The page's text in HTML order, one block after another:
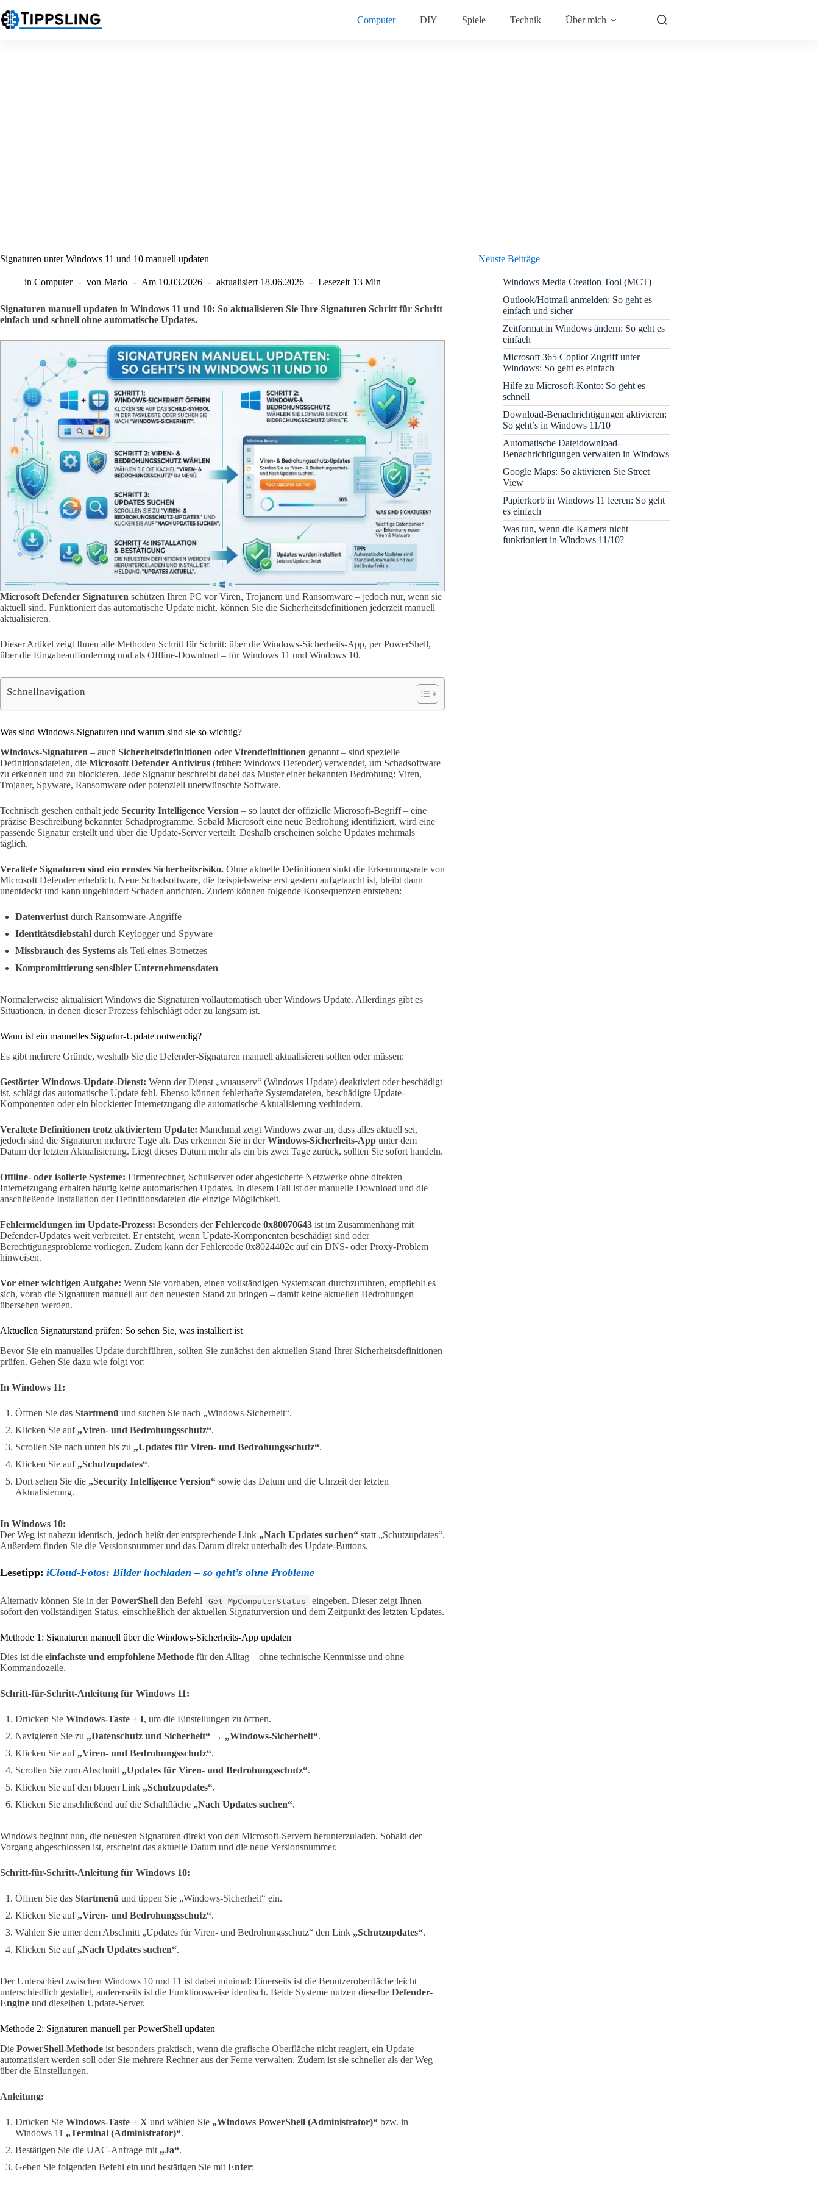
Inhalt
springen
Computer DIY Spiele Technik Über mich
Signaturen unter Windows 11 und 10 manuell updaten
in Computer von Mario Am 10.03.2026 aktualisiert 18.06.2026 Lesezeit 13 Min
Signaturen manuell updaten in Windows 11 und 10: So aktualisieren Sie Ihre Signaturen Schritt für Schritt
einfach und schnell ohne automatische Updates.
Microsoft Defender Signaturen schützen Ihren PC vor Viren, Trojanern und Ransomware – jedoch nur, wenn sie
aktuell sind. Funktioniert das automatische Update nicht, können Sie die Sicherheitsdefinitionen jederzeit manuell
aktualisieren.
Dieser Artikel zeigt Ihnen alle Methoden Schritt für Schritt: über die Windows-Sicherheits-App, per PowerShell,
über die Eingabeaufforderung und als Offline-Download – für Windows 11 und Windows 10.
Schnellnavigation
Was sind Windows-Signaturen und warum sind sie so wichtig?
Windows-Signaturen – auch Sicherheitsdefinitionen oderVirendefinitionen genannt – sind spezielle
Definitionsdateien, die Microsoft Defender Antivirus (früher: Windows Defender) verwendet, um Schadsoftware
zu erkennen und zu blockieren. Jede Signatur beschreibt dabei das Muster einer bekannten Bedrohung: Viren,
Trojaner, Spyware, Ransomware oder potenziell unerwünschte Software.
Technisch gesehen enthält jede Security Intelligence Version – so lautet der offizielle Microsoft-Begriff – eine
präzise Beschreibung bekannter Schadprogramme. Sobald Microsoft eine neue Bedrohung identifiziert, wird eine
passende Signatur erstellt und über die Update-Server verteilt. Deshalb erscheinen solche Updates mehrmals
täglich.
Veraltete Signaturen sind ein ernstes Sicherheitsrisiko. Ohne aktuelle Definitionen sinkt die Erkennungsrate von
Microsoft Defender erheblich. Neue Schadsoftware, die beispielsweise erst gestern aufgetaucht ist, bleibt dann
unentdeckt und kann ungehindert Schaden anrichten. Zudem können folgende Konsequenzen entstehen:
Datenverlust durch Ransomware-Angriffe
Identitätsdiebstahl durch Keylogger und Spyware
Missbrauch des Systems als Teil eines Botnetzes
Kompromittierung sensibler Unternehmensdaten
Normalerweise aktualisiert Windows die Signaturen vollautomatisch über Windows Update. Allerdings gibt es
Situationen, in denen dieser Prozess fehlschlägt oder zu langsam ist.
Wann ist ein manuelles Signatur-Update notwendig?
Es gibt mehrere Gründe, weshalb Sie die Defender-Signaturen manuell aktualisieren sollten oder müssen:
Gestörter Windows-Update-Dienst: Wenn der Dienst „wuauserv“ (Windows Update) deaktiviert oder beschädigt
ist, schlägt das automatische Update fehl. Ebenso können fehlerhafte Systemdateien, beschädigte Update-
Komponenten oder ein blockierter Internetzugang die automatische Aktualisierung verhindern.
Veraltete Definitionen trotz aktiviertem Update: Manchmal zeigt Windows zwar an, dass alles aktuell sei,
jedoch sind die Signaturen mehrere Tage alt. Das erkennen Sie in derWindows-Sicherheits-App unter dem
Datum der letzten Aktualisierung. Liegt dieses Datum mehr als ein bis zwei Tage zurück, sollten Sie sofort handeln.
Offline- oder isolierte Systeme: Firmenrechner, Schulserver oder abgesicherte Netzwerke ohne direkten
Internetzugang erhalten häufig keine automatischen Updates. In diesem Fall ist der manuelle Download und die
anschließende Installation der Definitionsdateien die einzige Möglichkeit.
Fehlermeldungen im Update-Prozess: Besonders derFehlercode 0x80070643 ist im Zusammenhang mit
Defender-Updates weit verbreitet. Er entsteht, wenn Update-Komponenten beschädigt sind oder
Berechtigungsprobleme vorliegen. Zudem kann der Fehlercode 0x8024402c auf ein DNS- oder Proxy-Problem
hinweisen.
Vor einer wichtigen Aufgabe: Wenn Sie vorhaben, einen vollständigen Systemscan durchzuführen, empfiehlt es
sich, vorab die Signaturen manuell auf den neuesten Stand zu bringen – damit keine aktuellen Bedrohungen
übersehen werden.
Aktuellen Signaturstand prüfen: So sehen Sie, was installiert ist
Bevor Sie ein manuelles Update durchführen, sollten Sie zunächst den aktuellen Stand Ihrer Sicherheitsdefinitionen
prüfen. Gehen Sie dazu wie folgt vor:
In Windows 11:
Öffnen Sie das Startmenü und suchen Sie nach „Windows-Sicherheit“.
Klicken Sie auf „Viren- und Bedrohungsschutz“.
Scrollen Sie nach unten bis zu „Updates für Viren- und Bedrohungsschutz“.
Klicken Sie auf „Schutzupdates“.
Dort sehen Sie die „Security Intelligence Version“ sowie das Datum und die Uhrzeit der letzten
Aktualisierung.
In Windows 10:
Der Weg ist nahezu identisch, jedoch heißt der entsprechende Link „Nach Updates suchen“ statt „Schutzupdates“.
Außerdem finden Sie die Versionsnummer und das Datum direkt unterhalb des Update-Buttons.
Lesetipp: iCloud-Fotos: Bilder hochladen – so geht’s ohne Probleme
Alternativ können Sie in derPowerShell den Befehl Get-MpComputerStatus
eingeben. Dieser zeigt Ihnen
sofort den vollständigen Status, einschließlich der aktuellen Signaturversion und dem Zeitpunkt des letzten Updates.
Methode 1: Signaturen manuell über die Windows-Sicherheits-App updaten
Dies ist die einfachste und empfohlene Methode für den Alltag – ohne technische Kenntnisse und ohne
Kommandozeile.
Schritt-für-Schritt-Anleitung für Windows 11:
Drücken Sie Windows-Taste + I, um die Einstellungen zu öffnen.
Navigieren Sie zu „Datenschutz und Sicherheit“ → „Windows-Sicherheit“.
Klicken Sie auf „Viren- und Bedrohungsschutz“.
Scrollen Sie zum Abschnitt „Updates für Viren- und Bedrohungsschutz“.
Klicken Sie auf den blauen Link „Schutzupdates“.
Klicken Sie anschließend auf die Schaltfläche „Nach Updates suchen“.
Windows beginnt nun, die neuesten Signaturen direkt von den Microsoft-Servern herunterzuladen. Sobald der
Vorgang abgeschlossen ist, erscheint das aktuelle Datum und die neue Versionsnummer.
Schritt-für-Schritt-Anleitung für Windows 10:
Öffnen Sie das Startmenü und tippen Sie „Windows-Sicherheit“ ein.
Klicken Sie auf „Viren- und Bedrohungsschutz“.
Wählen Sie unter dem Abschnitt „Updates für Viren- und Bedrohungsschutz“ den Link „Schutzupdates“.
Klicken Sie auf „Nach Updates suchen“.
Der Unterschied zwischen Windows 10 und 11 ist dabei minimal: Einerseits ist die Benutzeroberfläche leicht
unterschiedlich gestaltet, andererseits ist die Funktionsweise identisch. Beide Systeme nutzen dieselbe Defender-
Engine und dieselben Update-Server.
Methode 2: Signaturen manuell per PowerShell updaten
Die PowerShell-Methode ist besonders praktisch, wenn die grafische Oberfläche nicht reagiert, ein Update
automatisiert werden soll oder Sie mehrere Rechner aus der Ferne verwalten. Zudem ist sie schneller als der Weg
über die Einstellungen.
Anleitung:
Drücken Sie Windows-Taste + X und wählen Sie „Windows PowerShell (Administrator)“ bzw. in
Windows 11 „Terminal (Administrator)“.
Bestätigen Sie die UAC-Anfrage mit „Ja“.
Geben Sie folgenden Befehl ein und bestätigen Sie mit Enter:
Neuste Beiträge
Windows Media Creation Tool (MCT)
Outlook/Hotmail anmelden: So geht es
einfach und sicher
Zeitformat in Windows ändern: So geht es
einfach
Microsoft 365 Copilot Zugriff unter
Windows: So geht es einfach
Hilfe zu Microsoft-Konto: So geht es
schnell
Download-Benachrichtigungen aktivieren:
So geht’s in Windows 11/10
Automatische Dateidownload-
Benachrichtigungen verwalten in Windows
Google Maps: So aktivieren Sie Street
View
Papierkorb in Windows 11 leeren: So geht
es einfach
Was tun, wenn die Kamera nicht
funktioniert in Windows 11/10?